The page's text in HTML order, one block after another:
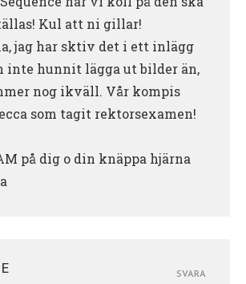
Kul att ni gillar!
jag har sktiv det i ett inlägg
inte hunnit lägga ut bilder än,
nog ikväll. Vår kompis
som tagit rektorsexamen!
på dig o din knäppa hjärna
SVARA